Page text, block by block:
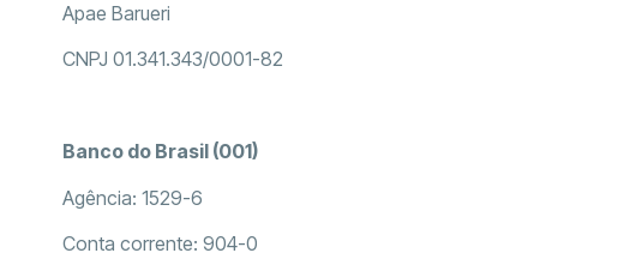
Apae Barueri
CNPJ 01.341.343/0001-82
Banco do Brasil (001)
Agência: 1529-6
Conta corrente: 904-0